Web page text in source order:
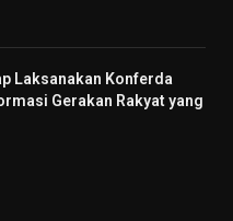
Laksanakan Konferda
Gerakan Rakyat yang